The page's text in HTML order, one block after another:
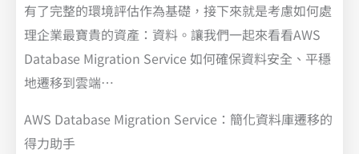
有了完整的環境評估作為基礎，接下來就是考慮如何處
理企業最寶貴的資產：資料。讓我們一起來看看AWS
Database Migration Service 如何確保資料安全、平穩
地遷移到雲端…
AWS Database Migration Service：簡化資料庫遷移的
得力助手